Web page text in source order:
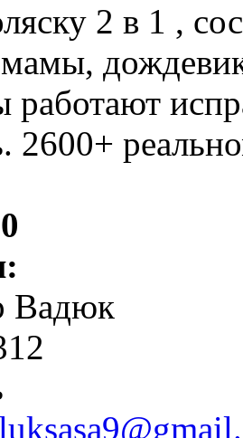
2 в 1 ,
работают
2600+
Вадюк